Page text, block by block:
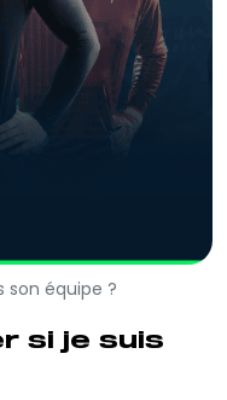
son équipe ?
si je suis